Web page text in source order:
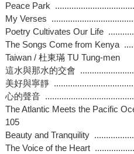
Peace Park
My Verses
Poetry Cultivates Our Life
The Songs Come from Kenya
Taiwan / 杜東璊 TU Tung-men
這水與那水的交會
美好與寧靜
心的聲音
The Atlantic Meets the Pacific
105
Beauty and Tranquility
The Voice of the Heart